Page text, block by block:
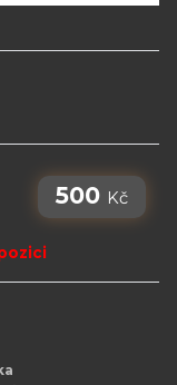
500 Kč